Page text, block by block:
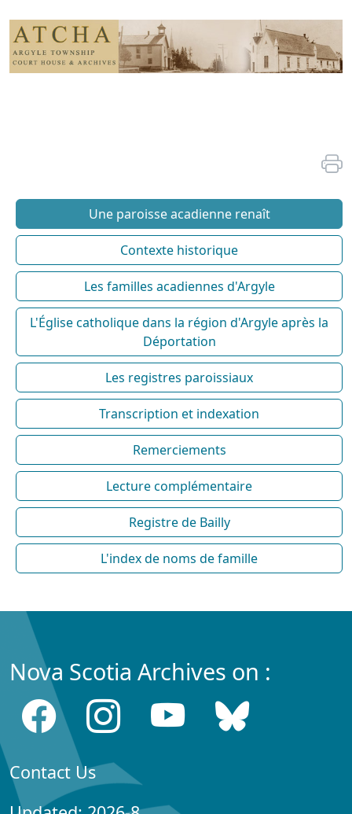
Une paroisse acadienne renaît
Contexte historique
Les familles acadiennes d'Argyle
L'Église catholique dans la région d'Argyle après la
Déportation
Les registres paroissiaux
Transcription et indexation
Remerciements
Lecture complémentaire
Registre de Bailly
L'index de noms de famille
Nova Scotia Archives on :
Contact Us